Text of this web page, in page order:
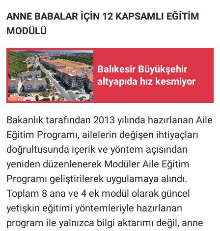
ANNE BABALAR İÇİN 12 KAPSAMLI EĞİTİM
MODÜLÜ
Balıkesir Büyükşehir
altyapıda hız kesmiyor
Bakanlık tarafından 2013 yılında hazırlanan Aile
Eğitim Programı, ailelerin değişen ihtiyaçları
doğrultusunda içerik ve yöntem açısından
yeniden düzenlenerek Modüler Aile Eğitim
Programı geliştirilerek uygulamaya alındı.
Toplam 8 ana ve 4 ek modül olarak güncel
yetişkin eğitimi yöntemleriyle hazırlanan
program ile yalnızca bilgi aktarımı değil, anne